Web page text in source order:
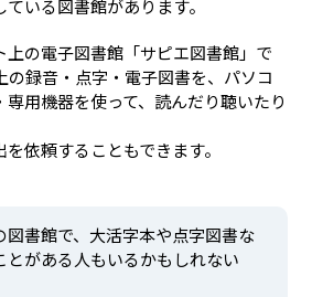
いる図書館があります。
上の電子図書館「サピエ図書館」で
の録音・点字・電子図書を、パソコ
用機器を使って、読んだり聴いたり
依頼することもできます。
図書館で、大活字本や点字図書な
とがある人もいるかもしれない